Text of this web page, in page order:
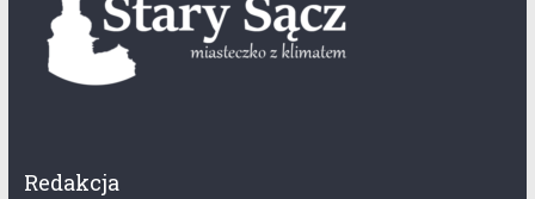
Redakcja